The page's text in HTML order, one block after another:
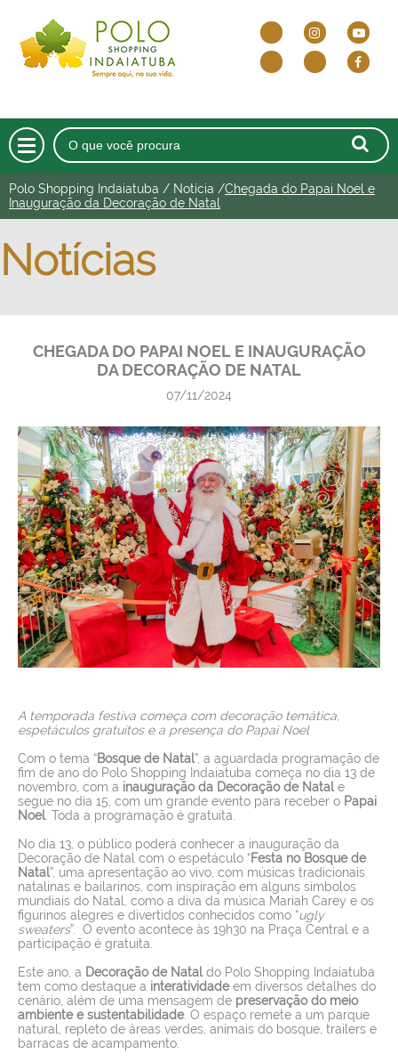
HOME
DELIVERY E DRIVE THRU
LOJAS
CINEMA
ALIMENTAÇÃO
SERVIÇOS
NOTÍCIAS
VAGAS
CONTATO
Polo Shopping Indaiatuba / Notícia /Chegada do Papai Noel e
Inauguração da Decoração de Natal
Notícias
CHEGADA DO PAPAI NOEL E INAUGURAÇÃO
DA DECORAÇÃO DE NATAL
07/11/2024
A temporada festiva começa com decoração temática,
espetáculos gratuitos e a presença do Papai Noel
Com o tema “Bosque de Natal”, a aguardada programação de
fim de ano do Polo Shopping Indaiatuba começa no dia 13 de
novembro, com a inauguração da Decoração de Natale
segue no dia 15, com um grande evento para receber o Papai
Noel. Toda a programação é gratuita.
No dia 13, o público poderá conhecer a inauguração da
Decoração de Natal com o espetáculo “Festa no Bosque de
Natal”, uma apresentação ao vivo, com músicas tradicionais
natalinas e bailarinos, com inspiração em alguns símbolos
mundiais do Natal, como a diva da música Mariah Carey e os
figurinos alegres e divertidos conhecidos como “ugly
sweaters”. O evento acontece às 19h30 na Praça Central e a
participação é gratuita.
Este ano, a Decoração de Nataldo Polo Shopping Indaiatuba
tem como destaque a interatividadeem diversos detalhes do
cenário, além de uma mensagem de preservação do meio
ambiente e sustentabilidade. O espaço remete a um parque
natural, repleto de áreas verdes, animais do bosque, trailers e
barracas de acampamento.